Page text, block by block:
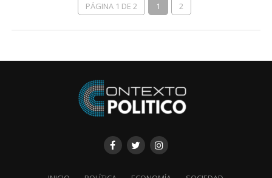
PÁGINA 1 DE 2 1 2